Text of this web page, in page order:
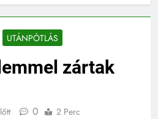
UTÁNPÓTLÁS
zártak
0 2 Perc